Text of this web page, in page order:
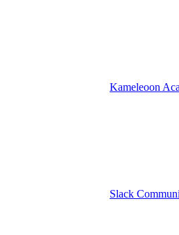
Kameleoon
Slack